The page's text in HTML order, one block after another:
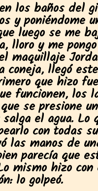
los baños del
y poniéndome
luego se me
lloro y me
maquillaje
coneja, llegó
que hizo
funcionen, los
se presione
el agua. Lo
con todas
las manos de
parecía que
mismo hizo con
lo golpeó.